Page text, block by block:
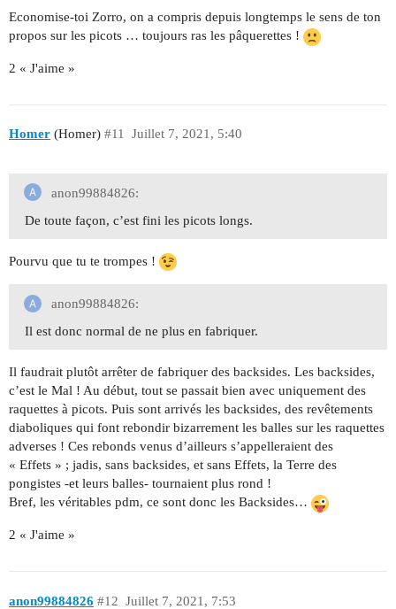
Economise-toi Zorro, on a compris depuis longtemps le sens de ton
propos sur les picots … toujours ras les pâquerettes !
2 « J'aime »
Homer (Homer) Juillet 7, 2021, 5:40
#11
anon99884826:
De toute façon, c’est fini les picots longs.
Pourvu que tu te trompes !
anon99884826:
Il est donc normal de ne plus en fabriquer.
Il faudrait plutôt arrêter de fabriquer des backsides. Les backsides,
c’est le Mal ! Au début, tout se passait bien avec uniquement des
raquettes à picots. Puis sont arrivés les backsides, des revêtements
diaboliques qui font rebondir bizarrement les balles sur les raquettes
adverses ! Ces rebonds venus d’ailleurs s’appelleraient des
« Effets » ; jadis, sans backsides, et sans Effets, la Terre des
pongistes -et leurs balles- tournaient plus rond !
Bref, les véritables pdm, ce sont donc les Backsides…
2 « J'aime »
anon99884826 Juillet 7, 2021, 7:53
#12